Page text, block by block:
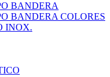
BANDERA
BANDERA COLORES
INOX.